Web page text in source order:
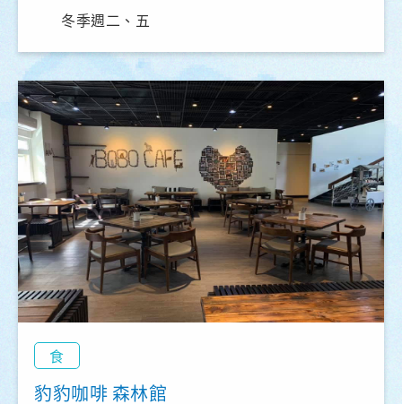
冬季週二、五
食
豹豹咖啡 森林館